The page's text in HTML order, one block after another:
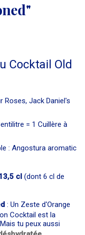
Cocktail Old
Roses, Jack Daniel's
= 1 Cuillère à
: Angostura aromatic
cl (dont 6 cl de
: Un Zeste d'Orange
Cocktail est la
tu peux aussi